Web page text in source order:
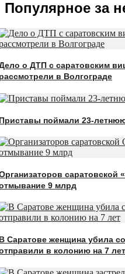
Популярное за
о ДТП с саратовским
в Волгограде
поймали 23-
саратовской
9 млрд
Саратове женщина убила
в колонию на 7 лет